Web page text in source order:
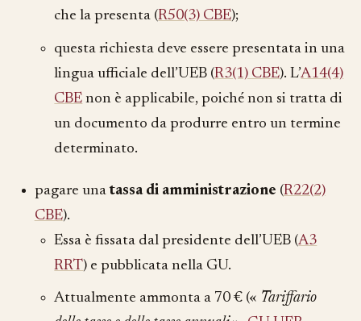
che la presenta (R50(3) CBE);
questa richiesta deve essere presentata in una
lingua ufficiale dell’UEB (R3(1) CBE). L’A14(4)
CBE non è applicabile, poiché non si tratta di
un documento da produrre entro un termine
determinato.
pagare unatassa di amministrazione (R22(2)
CBE).
Essa è fissata dal presidente dell’UEB (A3
RRT) e pubblicata nella GU.
Attualmente ammonta a 70 € (« Tariffario